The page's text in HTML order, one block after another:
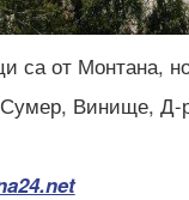
са от Монтана,
Винище, Д-